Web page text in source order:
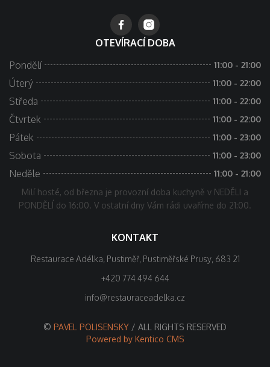
OTEVÍRACÍ DOBA
Pondělí
11:00 - 21:00
Úterý 11:00 - 22:00
Středa 11:00 - 22:00
Čtvrtek 11:00 - 22:00
Pátek 11:00 - 23:00
Sobota 11:00 - 23:00
Neděle
11:00 - 21:00
Milí hosté, od března je provozní doba kuchyně v NEDĚLI a
PONDĚLÍ do 16:00. V ostatní dny Vám rádi uvaříme do 21:00.
KONTAKT
Restaurace Adélka, Pustiměř, Pustiměřské Prusy, 683 21
+420 774 494 644
info@restauraceadelka.cz
© PAVEL POLISENSKY / ALL RIGHTS RESERVED
Powered by Kentico CMS